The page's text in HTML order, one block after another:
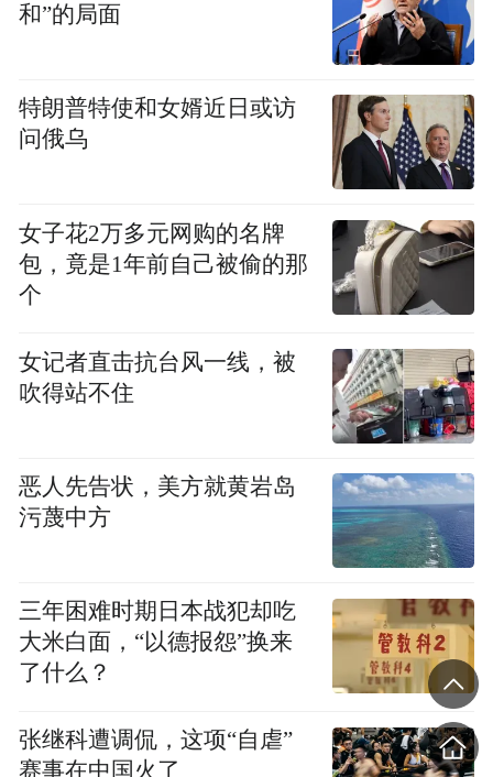
和”的局面
特朗普特使和女婿近日或访
问俄乌
女子花2万多元网购的名牌
包，竟是1年前自己被偷的那
个
女记者直击抗台风一线，被
吹得站不住
恶人先告状，美方就黄岩岛
污蔑中方
三年困难时期日本战犯却吃
大米白面，“以德报怨”换来
了什么？
张继科遭调侃，这项“自虐”
赛事在中国火了